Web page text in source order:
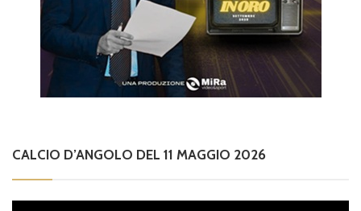
CALCIO D’ANGOLO DEL 11 MAGGIO 2026